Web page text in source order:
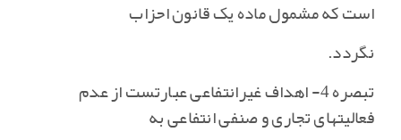
است که مشمول ماده یک قانون احزاب
نگردد.
تبصره 4- اهداف غیرانتفاعی عبارتست از عدم
فعالیتهای تجاری و صنفی انتفاعی به